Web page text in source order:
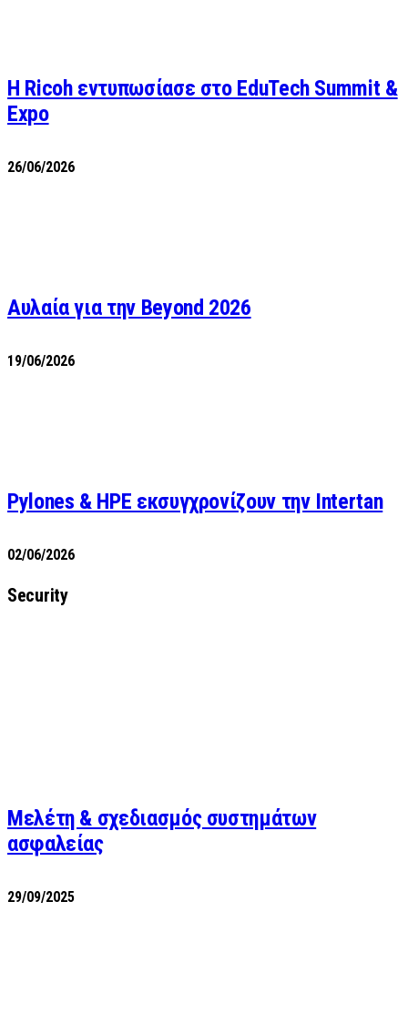
Η Ricoh εντυπωσίασε στο EduTech Summit &
Expo
26/06/2026
Αυλαία για την Beyond 2026
19/06/2026
Pylones & HPE εκσυγχρονίζουν την Intertan
02/06/2026
Security
Μελέτη & σχεδιασμός συστημάτων
ασφαλείας
29/09/2025